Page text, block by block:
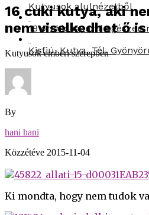
Kutyusok alulnézetből
18 orchidea, ami
Kisfiú. Kutya. Tél.
16 cuki kutya, aki
nem viselkedhet ő
Kutyusok emberi szerepben
By
hani hani
Közzétéve 2015-11-04
Ki mondta, hogy nem tudok